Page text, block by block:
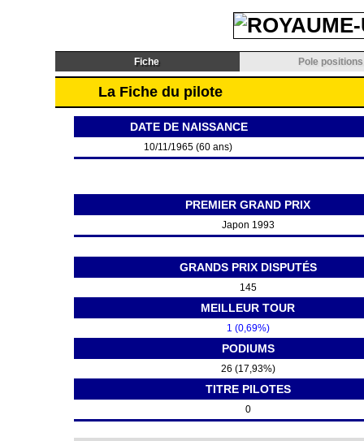
Fiche Pole positions
La Fiche du pilote
DATE DE NAISSANCE
10/11/1965 (60 ans)
PREMIER GRAND PRIX
Japon 1993
GRANDS PRIX DISPUTÉS
145
MEILLEUR TOUR
1 (0,69%)
PODIUMS
26 (17,93%)
TITRE PILOTES
0